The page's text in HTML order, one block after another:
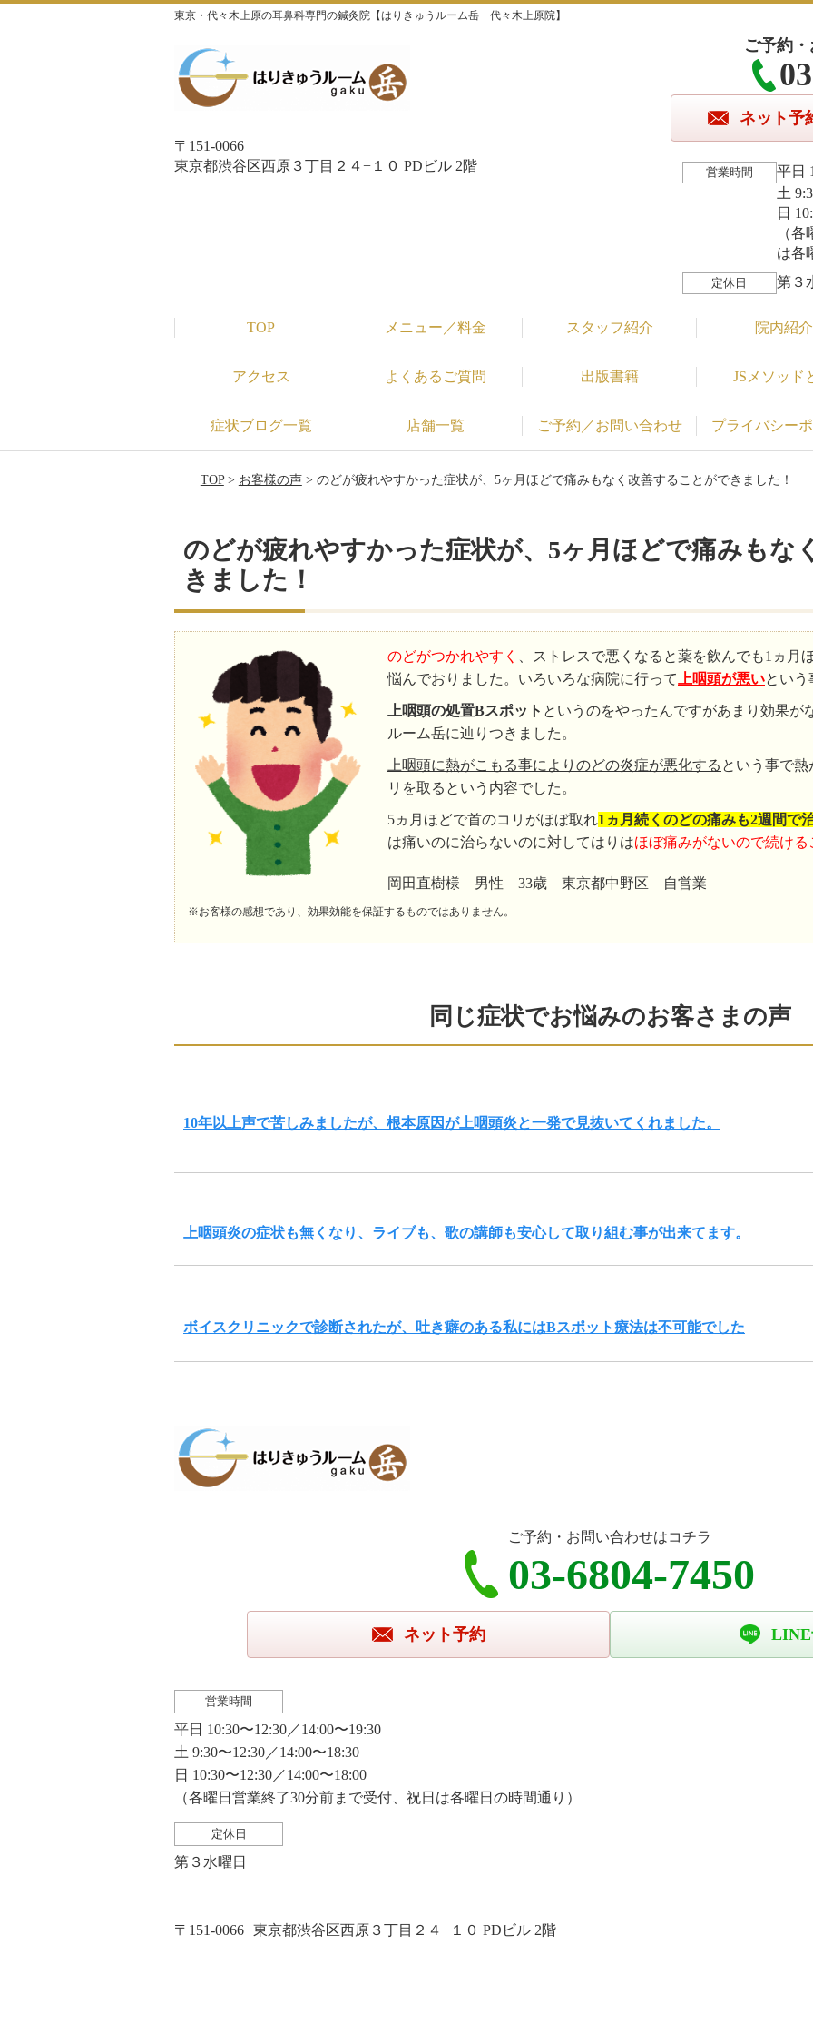
東京・代々木上原の耳鼻科専門の鍼灸院【はりきゅうルーム岳 代々木上原院】
〒151-0066
東京都渋谷区西原３丁目２４−１０ PDビル 2階
ご予約
ネット予
営業時間
平日
土
日
（
は各
定休日 第３
TOP メニュー／料金 スタッフ紹介 院内紹介
アクセス よくあるご質問 出版書籍 JSメソッド
症状ブログ一覧 店舗一覧 ご予約／お問い合わせ プライバシー
TOP> お客様の声> のどが疲れやすかった症状が、5ヶ月ほどで痛みもなく改善することができました！
のどが疲れやすかった症状が、5ヶ月ほどで痛みもな
きました！
のどがつかれやすく
、ストレスで悪くなると薬を飲んでも1ヵ月
悩んでおりました。いろいろな病院に行って
上咽頭が悪いとい
上咽頭の処置Bスポット というのをやったんですがあまり効果が
ルーム岳に辿りつきました。
上咽頭に熱がこもる事によりのどの炎症が悪化する という事で
リを取るという内容でした。
5ヵ月ほどで首のコリがほぼ取れ1ヵ月続くのどの痛みも2週間で
は痛いのに治らないのに対してはりはほぼ痛みがないので続け
岡田直樹様 男性 33歳 東京都中野区 自営業
※お客様の感想であり、効果効能を保証するものではありません。
同じ症状でお悩みのお客さまの声
10年以上声で苦しみましたが、根本原因が上咽頭炎と一発で見抜いてくれました。
上咽頭炎の症状も無くなり、ライブも、歌の講師も安心して取り組む事が出来てます。
ボイスクリニックで診断されたが、吐き癖のある私にはBスポット療法は不可能でした
ご予約・お問い合わせはコチラ
03-6804-7450
ネット予約 LINE
営業時間
平日 10:30〜12:30／14:00〜19:30
土 9:30〜12:30／14:00〜18:30
日 10:30〜12:30／14:00〜18:00
（各曜日営業終了30分前まで受付、祝日は各曜日の時間通り）
定休日
第３水曜日
〒151-0066 東京都渋谷区西原３丁目２４−１０ PDビル 2階